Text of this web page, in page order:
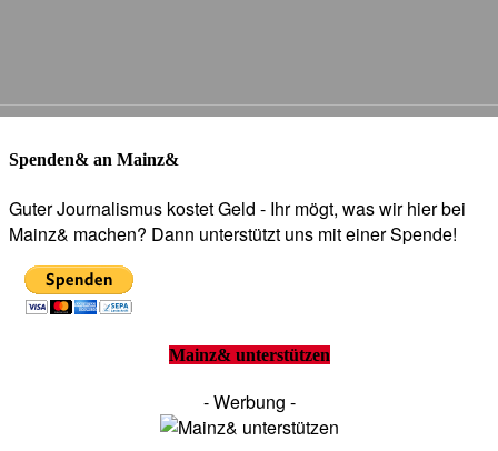
Spenden& an Mainz&
Guter Journalismus kostet Geld - Ihr mögt, was wir hier bei
Mainz& machen? Dann unterstützt uns mit einer Spende!
Mainz& unterstützen
- Werbung -